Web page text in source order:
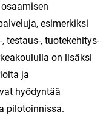
esimerkiksi
testaus-, tuotekehitys-
on lisäksi
ja
hyödyntää
pilotoinnissa.